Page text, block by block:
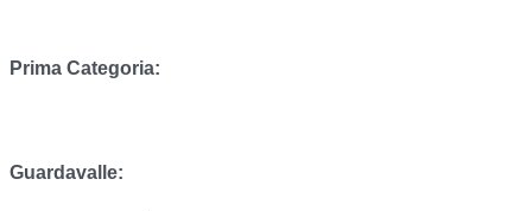
Prima Categoria:
Guardavalle: